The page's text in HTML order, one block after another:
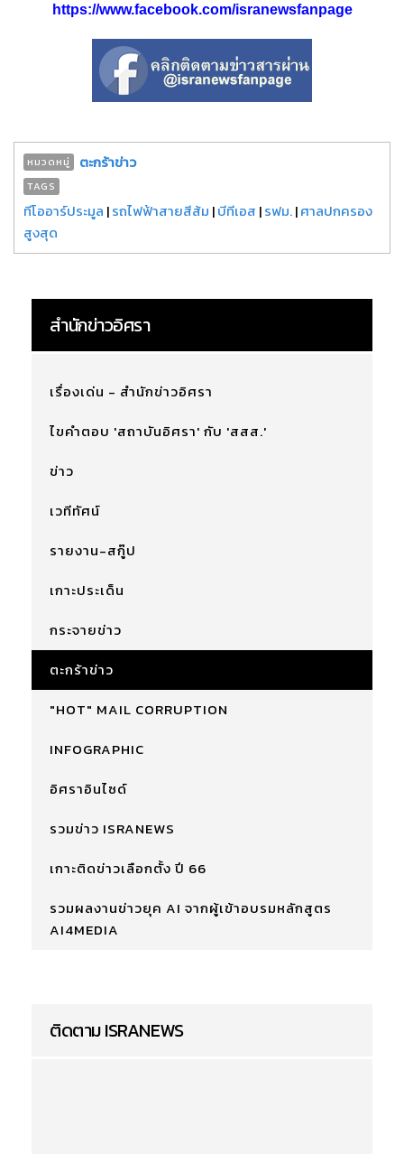
https://www.facebook.com/isranewsfanpage
หมวดหมู่ ตะกร้าข่าว
TAGS
ทีโออาร์ประมูล |รถไฟฟ้าสายสีส้ม |บีทีเอส |รฟม.|ศาลปกครอง
สูงสุด
สำนักข่าวอิศรา
เรื่องเด่น - สำนักข่าวอิศรา
ไขคำตอบ 'สถาบันอิศรา' กับ 'สสส.'
ข่าว
เวทีทัศน์
รายงาน-สกู๊ป
เกาะประเด็น
กระจายข่าว
ตะกร้าข่าว
"HOT" MAIL CORRUPTION
INFOGRAPHIC
อิศราอินไซด์
รวมข่าว ISRANEWS
เกาะติดข่าวเลือกตั้ง ปี 66
รวมผลงานข่าวยุค AI จากผู้เข้าอบรมหลักสูตร
AI4MEDIA
ติดตาม ISRANEWS